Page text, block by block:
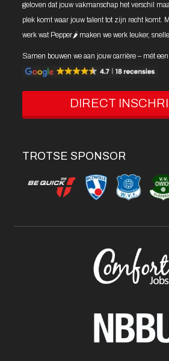
geloven dat jouw vakmanschap het verschil
plek komt waar jouw talent tot zijn recht komt.
werk wat Pepper🌶️ maken we werk leuker,
Samen bouwen we aan jouw carrière – mét
DIRECT
TROTSE SPONSOR